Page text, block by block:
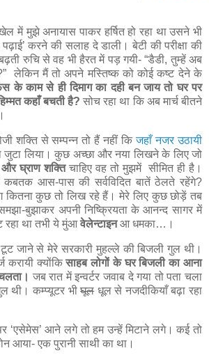
में मुझे अनायास पाकर हर्षित हो रहा था उसने भी
करने की सलाह दे डाली। बेटी की परीक्षा की
रुचि से वह भी हैरत में पड़ गयी- “डैडी, तुम्हें अब
लेकिन मैं तो अपने मस्तिष्क को कोई कष्ट देने के
के काम से ही दिमाग का दही बन जाय तो घर पर
कहाँ बचती है?सोच रहा था कि अब मार्च बीतने
शक्ति से सम्पन्न तो हैं नहीं किजहाँ नजर उठायी
जुटा लिया। कुछ अच्छा और नया लिखने के लिए जो
घ्राण शक्तिचाहिए वह तो मुझमें सीमित ही है।
आस-पास की सर्वविदित बातें ठेलते रहेंगे?
कितना कुछ तो लिख रहे हैं। मेरे लिए कुछ छोड़ें तब
बुझाकर अपनी निष्क्रियता के आनन्द सागर में
रहा था तभी ये मुंआवेलेन्टाइनआ धमका…।
जाने से मेरे सरकारी मुहल्ले की बिजली गुल थी।
करायी क्योंकिसाहब लोगों के घर बिजली का आना
जब रात में इन्वर्टर जवाब दे गया तो पता चला
थी। कम्प्यूटर भीघूलधूल से नजदीकियाँ बढ़ा रहा
‘एसेमेस’ आने लगे तो हम उन्हें मिटाने लगे। कई तो
आया- एक पुरानी साथी का था।